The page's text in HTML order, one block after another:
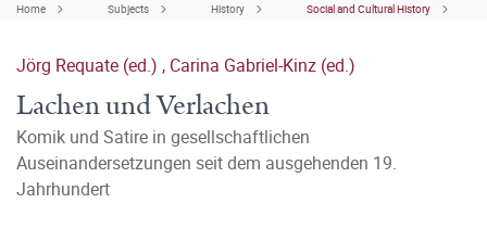
Home Subjects History Social and Cultural History
Jörg Requate (ed.) , Carina Gabriel-Kinz (ed.)
Lachen und Verlachen
Komik und Satire in gesellschaftlichen
Auseinandersetzungen seit dem ausgehenden 19.
Jahrhundert